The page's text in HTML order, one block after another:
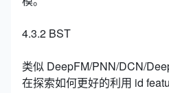
4.3.2 BST
类似 DeepFM/PNN/DCN/
在探索如何更好的利用 id